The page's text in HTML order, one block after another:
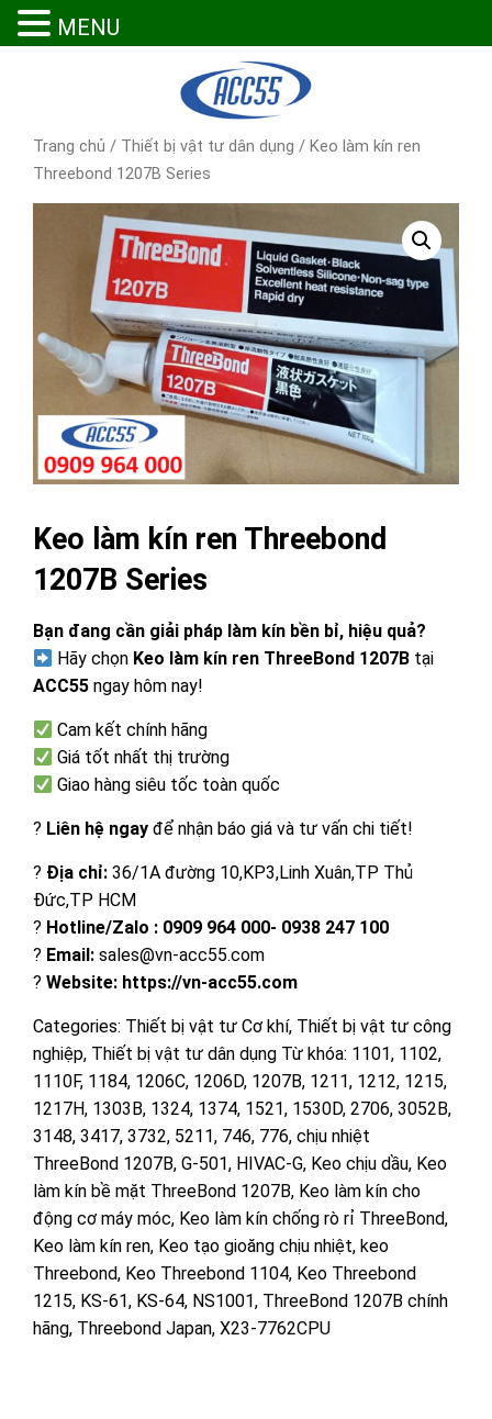
Trang chủ / Thiết bị vật tư dân dụng / Keo làm kín ren
Threebond 1207B Series
Keo làm kín ren Threebond
1207B Series
Bạn đang cần giải pháp làm kín bền bỉ, hiệu quả?
Hãy chọn Keo làm kín ren ThreeBond 1207B tại
ACC55 ngay hôm nay!
Cam kết chính hãng
Giá tốt nhất thị trường
Giao hàng siêu tốc toàn quốc
? Liên hệ ngay để nhận báo giá và tư vấn chi tiết!
? Địa chỉ: 36/1A đường 10,KP3,Linh Xuân,TP Thủ
Đức,TP HCM
? Hotline/Zalo : 0909 964 000- 0938 247 100
? Email: sales@vn-acc55.com
? Website: https://vn-acc55.com
Categories: Thiết bị vật tư Cơ khí, Thiết bị vật tư công
nghiệp, Thiết bị vật tư dân dụng Từ khóa: 1101, 1102,
1110F, 1184, 1206C, 1206D, 1207B, 1211, 1212, 1215,
1217H, 1303B, 1324, 1374, 1521, 1530D, 2706, 3052B,
3148, 3417, 3732, 5211, 746, 776, chịu nhiệt
ThreeBond 1207B, G-501, HIVAC-G, Keo chịu dầu, Keo
làm kín bề mặt ThreeBond 1207B, Keo làm kín cho
động cơ máy móc, Keo làm kín chống rò rỉ ThreeBond,
Keo làm kín ren, Keo tạo gioăng chịu nhiệt, keo
Threebond, Keo Threebond 1104, Keo Threebond
1215, KS-61, KS-64, NS1001, ThreeBond 1207B chính
hãng, Threebond Japan, X23-7762CPU
MENU